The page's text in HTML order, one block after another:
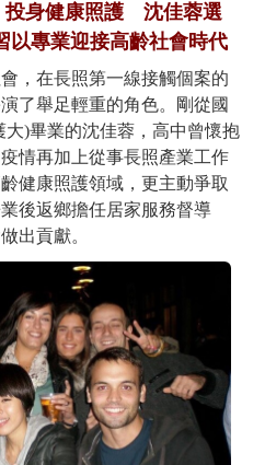
投身健康照護 沈佳蓉選
以專業迎接高齡社會時代
，在長照第一線接觸個案的
了舉足輕重的角色。剛從國
)畢業的沈佳蓉，高中曾懷抱
情再加上從事長照產業工作
健康照護領域，更主動爭取
後返鄉擔任居家服務督導
出貢獻。